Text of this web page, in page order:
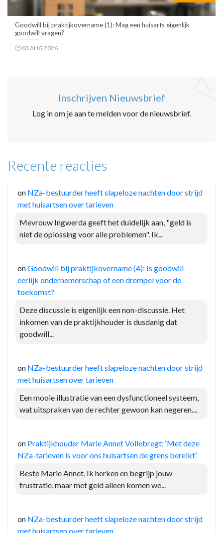
Goodwill bij praktijkovername (1): Mag een huisarts eigenlijk
goodwill vragen?
03 AUG 2026
Inschrijven Nieuwsbrief
Log in om je aan te melden voor de nieuwsbrief.
Recente reacties
on NZa-bestuurder heeft slapeloze nachten door strijd
met huisartsen over tarieven
Mevrouw Ingwerda geeft het duidelijk aan, "geld is
niet de oplossing voor alle problemen". Ik...
onGoodwill bij praktijkovername (4): Is goodwill
eerlijk ondernemerschap of een drempel voor de
toekomst?
Deze discussie is eigenlijk een non-discussie. Het
inkomen van de praktijkhouder is dusdanig dat
goodwill...
on NZa-bestuurder heeft slapeloze nachten door strijd
met huisartsen over tarieven
Een mooie illustratie van een dysfunctioneel systeem,
wat uitspraken van de rechter gewoon kan negeren....
on Praktijkhouder Marie Annet Vollebregt: ‘Met deze
NZa-tarieven is voor ons huisartsen de grens bereikt’
Beste Marie Annet, Ik herken en begrijp jouw
frustratie, maar met geld alleen komen we...
on NZa-bestuurder heeft slapeloze nachten door strijd
met huisartsen over tarieven